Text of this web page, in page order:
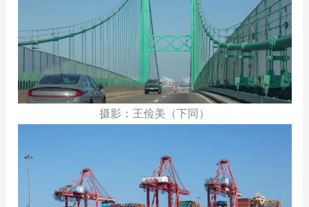
摄影：王俭美（下同）